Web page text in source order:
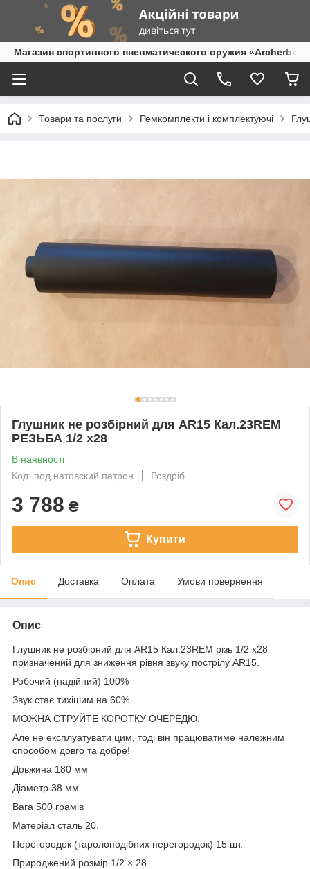
Магазин спортивного пневматического оружия
Товари та послуги Ремкомплекти і комплектуючі
Глушник не розбірний для AR15 Кал.23REM
РЕЗЬБА 1/2 x28
В наявності
Код: под натовский патрон
Роздріб
3 788 ₴
Купити
Опис Доставка Оплата Умови повернення
Опис
Глушник не розбірний для AR15 Кал.23REM різь 1/2 x28
призначений для зниження рівня звуку пострілу AR15.
Робочий (надійний) 100%
Звук стає тихішим на 60%.
МОЖНА СТРУЙТЕ КОРОТКУ ОЧЕРЕДЮ.
Але не експлуатувати цим, тоді він працюватиме належним
способом довго та добре!
Довжина 180 мм
Діаметр 38 мм
Вага 500 грамів
Матеріал сталь 20.
Перегородок (таролоподібних перегородок) 15 шт.
Природжений розмір 1/2 × 28